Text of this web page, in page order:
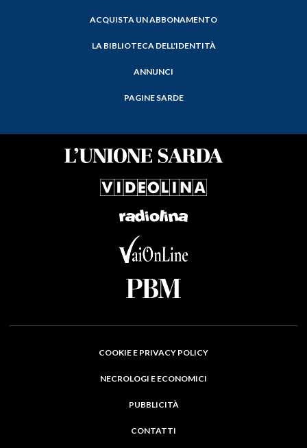
ACQUISTA UN ABBONAMENTO
LA BIBLIOTECA DELL'IDENTITÀ
ANNUNCI
PAGINE SARDE
COOKIE E PRIVACY POLICY
NECROLOGI E ECONOMICI
PUBBLICITÀ
CONTATTI